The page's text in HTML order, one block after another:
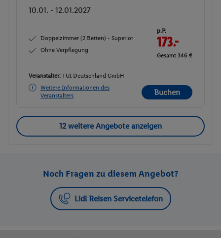
10.01. - 12.01.2027
Doppelzimmer (2 Betten) - Superior
Ohne Verpflegung
p.P.
173.-
Gesamt 346 €
Veranstalter: TUI Deutschland GmbH
Weitere Informationen des
Veranstalters
Buchen
12 weitere Angebote anzeigen
Noch Fragen zu diesem Angebot?
Lidl Reisen Servicetelefon